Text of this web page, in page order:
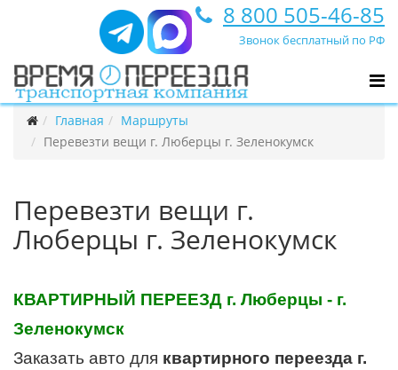
8 800 505-46-85
Звонок бесплатный по РФ
Главная
Маршруты
Перевезти вещи г. Люберцы г. Зеленокумск
Перевезти вещи г.
Люберцы г. Зеленокумск
КВАРТИРНЫЙ ПЕРЕЕЗД г. Люберцы - г.
Зеленокумск
Заказать авто для квартирного переезда г.